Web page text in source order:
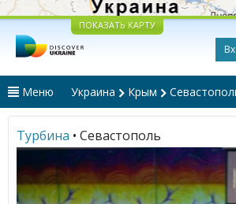
ПОКАЗАТЬ КАРТУ
Меню Украина Крым
Турбина • Севастополь